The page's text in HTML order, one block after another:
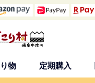
物 定期購入
検索